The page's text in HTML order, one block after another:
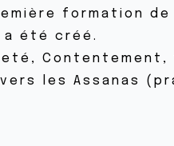
formation de
a été créé.
les Assanas